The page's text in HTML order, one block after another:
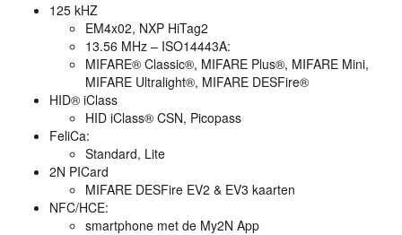
125 kHZ
EM4x02, NXP HiTag2
13.56 MHz – ISO14443A:
MIFARE® Classic®, MIFARE Plus®, MIFARE Mini,
MIFARE Ultralight®, MIFARE DESFire®
HID® iClass
HID iClass® CSN, Picopass
FeliCa:
Standard, Lite
2N PICard
MIFARE DESFire EV2 & EV3 kaarten
NFC/HCE:
smartphone met de My2N App